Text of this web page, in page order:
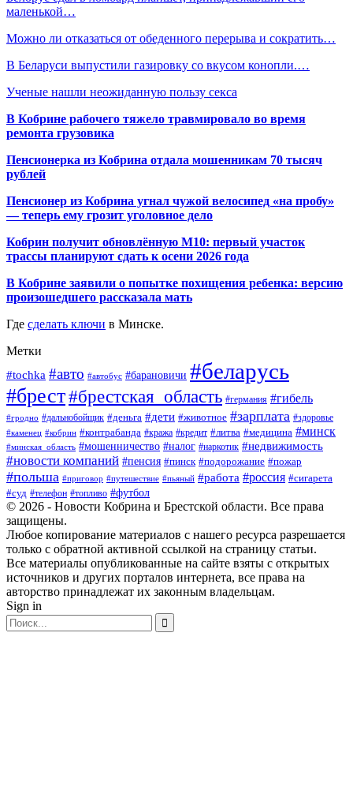
маленькой…
Можно ли отказаться от обеденного перерыва и сократить…
В Беларуси выпустили газировку со вкусом конопли.…
Ученые нашли неожиданную пользу секса
В Кобрине рабочего тяжело травмировало во время
ремонта грузовика
Пенсионерка из Кобрина отдала мошенникам 70 тысяч
рублей
Пенсионер из Кобрина угнал чужой велосипед «на пробу»
— теперь ему грозит уголовное дело
Кобрин получит обновлённую М10: первый участок
трассы планируют сдать к осени 2026 года
В Кобрине заявили о попытке похищения ребенка: версию
произошедшего рассказала мать
Где сделать ключи в Минске.
Метки
#tochka #авто #автобус #барановичи #беларусь
#брест#брестская_область #германия #гибель
#гродно #дальнобойщик #деньга #дети #животное #зарплата #здоровье
#каменец #кобрин #контрабанда #кража #кредит #литва #медицина #минск
#минская_область #мошенничество #налог #наркотик #недвижимость
#новости компаний #пенсия #пинск #подорожание #пожар
#польша #приговор #путешествие #пьяный #работа #россия #сигарета
#суд #телефон #топливо #футбол
© 2026 - Новости Кобрина и Брестской области. Все права
защищены.
Любое копирование материалов с нашего ресурса разрешается
только с обратной активной ссылкой на страницу статьи.
Все материалы опубликованные на сайте взяты с открытых
источников и других порталов интернета, все права на
авторство принадлежат их законным владельцам.
Sign in